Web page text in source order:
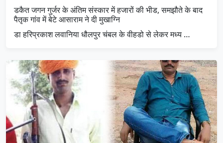
डकैत जगन गुर्जर के अंतिम संस्कार में हजारों की भीड, समझौते के बाद
पैतृक गांव में बेटे आसाराम ने दी मुखाग्नि
डा हरिप्रकाश लवानिया धौलपुर चंबल के वीहडो से लेकर मध्य …